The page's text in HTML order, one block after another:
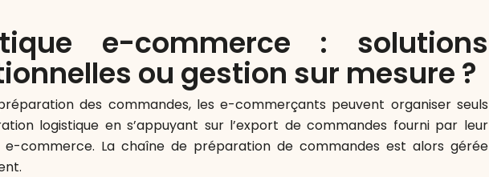
e-commerce : solutions
ou gestion sur mesure ?
des commandes, les e-commerçants peuvent organiser seuls
logistique en s’appuyant sur l’export de commandes fourni par leur
commerce. La chaîne de préparation de commandes est alors gérée